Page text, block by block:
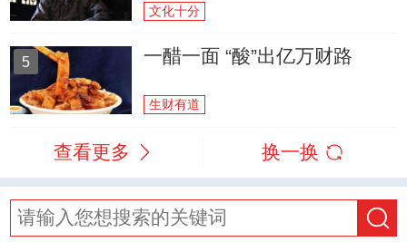
文化十分
5 一醋一面 “酸”出亿万财路
生财有道
查看更多 换一换